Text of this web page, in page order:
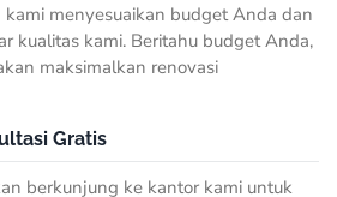
kami menyesuaikan budget Anda dan
kualitas kami. Beritahu budget Anda,
maksimalkan renovasi
Gratis
berkunjung ke kantor kami untuk